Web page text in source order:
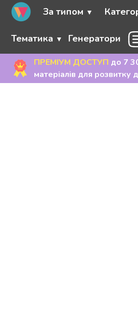
За типом
Тематика Генератори
ПРЕМІУМ ДОСТУП до 7
матеріалів для розвитку